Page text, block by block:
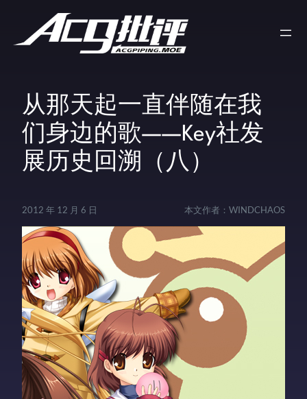
从那天起一直伴随在我
们身边的歌——Key社发
展历史回溯（八）
2012 年 12 月 6 日 本文作者： WINDCHAOS